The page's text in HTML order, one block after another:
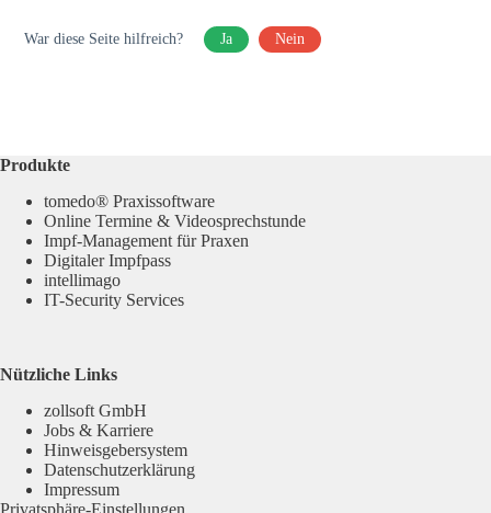
War diese Seite hilfreich? Ja Nein
Produkte
tomedo® Praxissoftware
Online Termine & Videosprechstunde
Impf-Management für Praxen
Digitaler Impfpass
intellimago
IT-Security Services
Nützliche Links
zollsoft GmbH
Jobs & Karriere
Hinweisgebersystem
Datenschutzerklärung
Impressum
Privatsphäre-Einstellungen